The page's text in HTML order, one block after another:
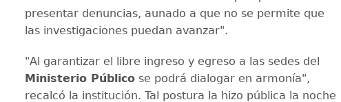
presentar denuncias, aunado a que no se permite que
las investigaciones puedan avanzar".
"Al garantizar el libre ingreso y egreso a las sedes del
Ministerio Público se podrá dialogar en armonía",
recalcó la institución. Tal postura la hizo pública la noche